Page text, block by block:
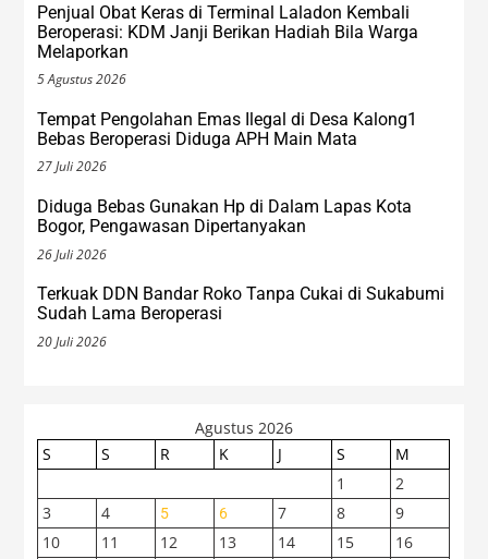
Penjual Obat Keras di Terminal Laladon Kembali
Beroperasi: KDM Janji Berikan Hadiah Bila Warga
Melaporkan
5 Agustus 2026
Tempat Pengolahan Emas Ilegal di Desa Kalong1
Bebas Beroperasi Diduga APH Main Mata
27 Juli 2026
Diduga Bebas Gunakan Hp di Dalam Lapas Kota
Bogor, Pengawasan Dipertanyakan
26 Juli 2026
Terkuak DDN Bandar Roko Tanpa Cukai di Sukabumi
Sudah Lama Beroperasi
20 Juli 2026
Agustus 2026
S
S R K J S
M
1
2
3
4 5 6 7 8
9
10
11 12 13 14 15
16